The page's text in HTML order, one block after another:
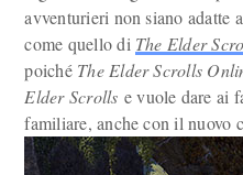
avventurieri non siano adatte
come quello di The Elder
poiché The Elder Scrolls
Elder Scrolls e vuole dare ai
familiare, anche con il nuovo